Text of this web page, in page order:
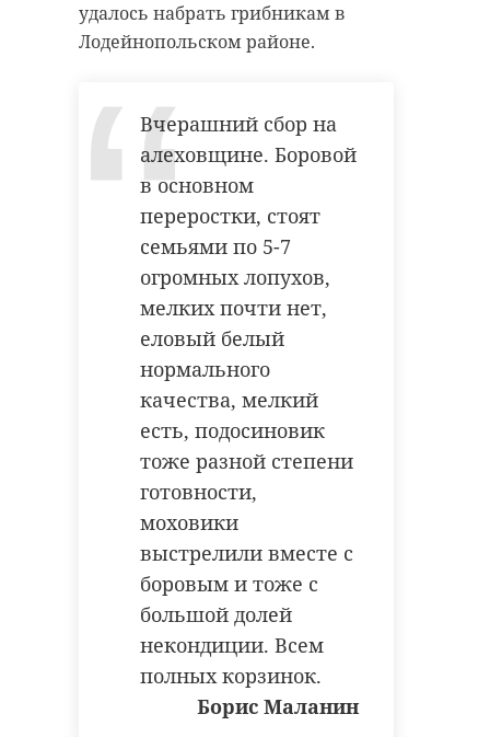
удалось набрать грибникам в
Лодейнопольском районе.
Вчерашний сбор на
алеховщине. Боровой
в основном
переростки, стоят
семьями по 5-7
огромных лопухов,
мелких почти нет,
еловый белый
нормального
качества, мелкий
есть, подосиновик
тоже разной степени
готовности,
моховики
выстрелили вместе с
боровым и тоже с
большой долей
некондиции. Всем
полных корзинок.
Борис Маланин